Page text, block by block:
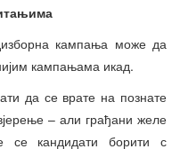
кампања може да
кампањама икад.
да се врате на познате
– али грађани желе
се кандидати борити с